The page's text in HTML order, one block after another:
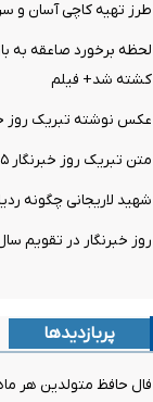
طرز تهیه کاچی آسان و
لحظه برخورد صاعقه به
کشته شد+ فیلم
عکس نوشته تبریک روز
متن تبریک روز خبرنگار ۱۴۰۵
شهید لاریجانی چگونه
روز خبرنگار در تقویم سال ۱۴۰۵ چه روزی
پربازدیدها
فال حافظ متولدین هر ماه -